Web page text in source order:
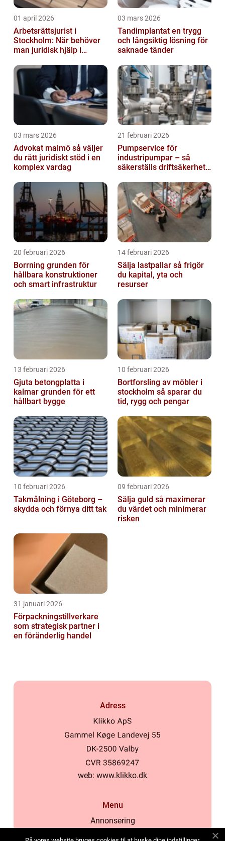
01 april 2026
Arbetsrättsjurist i
Stockholm: När behöver
man juridisk hjälp i
03 mars 2026
Tandimplantat en trygg
och långsiktig lösning för
saknade tänder
03 mars 2026
Advokat malmö så väljer
du rätt juridiskt stöd i en
komplex vardag
21 februari 2026
Pumpservice för
industripumpar – så
säkerställs driftsäkerhet
20 februari 2026
Borrning grunden för
hållbara konstruktioner
och smart infrastruktur
14 februari 2026
Sälja lastpallar så frigör
du kapital, yta och
resurser
13 februari 2026
Gjuta betongplatta i
kalmar grunden för ett
hållbart bygge
10 februari 2026
Bortforsling av möbler i
stockholm så sparar du
tid, rygg och pengar
10 februari 2026
Takmålning i Göteborg –
skydda och förnya ditt tak
09 februari 2026
Sälja guld så maximerar
du värdet och minimerar
risken
31 januari 2026
Förpackningstillverkare
som strategisk partner i
en föränderlig handel
Adress
web: www.klikko.dk
Menu
Annonsering